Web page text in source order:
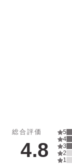
総合評価
4.8
5
4
3
2
1